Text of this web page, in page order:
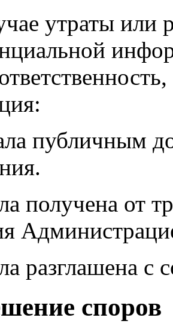
утраты или
публичным
получена от
разглашена с
споров